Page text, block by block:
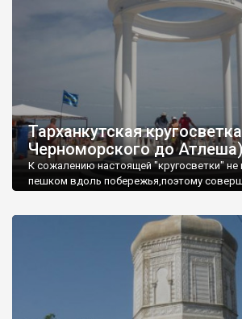
Тарханкутская
Черноморского до
К сожалению настоящей "кругосветки" не
пешком вдоль побережья,поэтому